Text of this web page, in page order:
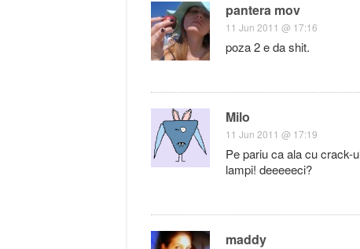
pantera mov
11 Jun 2011 @ 17:16
poza 2 e da shit.
Milo
11 Jun 2011 @ 17:19
Pe pariu ca ala cu crack-
lampi! deeeeeci?
maddy